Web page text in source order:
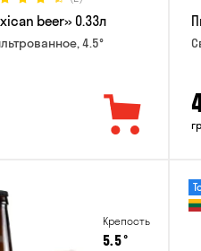
beer» 0.33л
4.5°
Крепость
5.5°